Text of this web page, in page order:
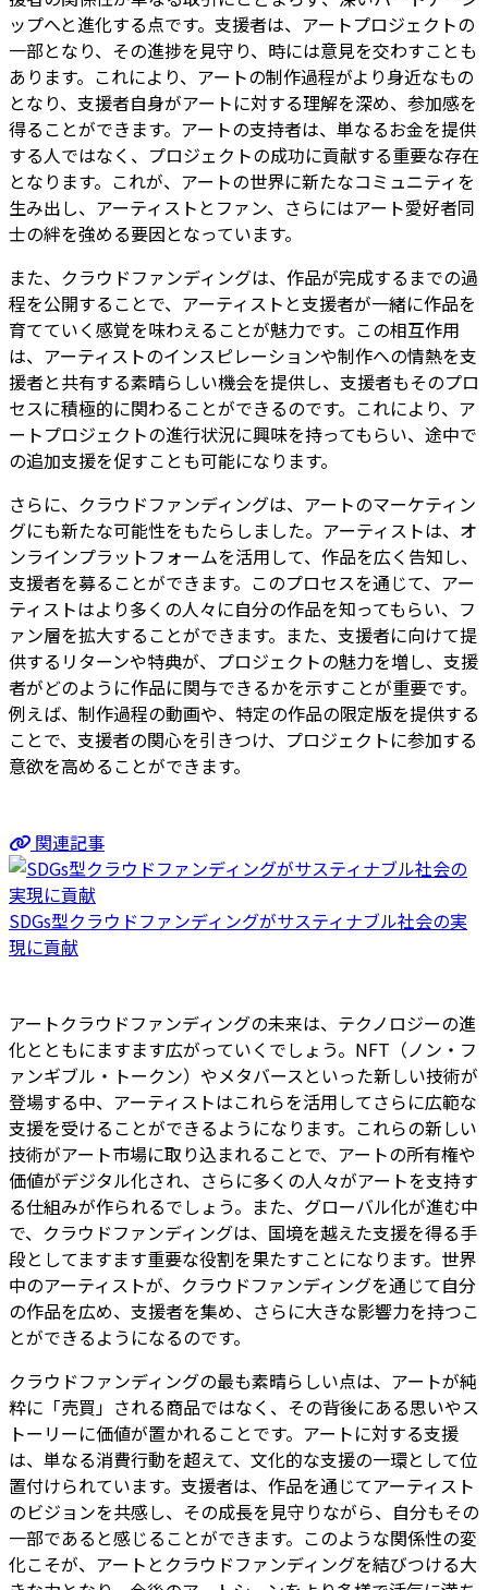
ップへと進化する点です。支援者は、アートプロジェクトの
一部となり、その進捗を見守り、時には意見を交わすことも
あります。これにより、アートの制作過程がより身近なもの
となり、支援者自身がアートに対する理解を深め、参加感を
得ることができます。アートの支持者は、単なるお金を提供
する人ではなく、プロジェクトの成功に貢献する重要な存在
となります。これが、アートの世界に新たなコミュニティを
生み出し、アーティストとファン、さらにはアート愛好者同
士の絆を強める要因となっています。
また、クラウドファンディングは、作品が完成するまでの過
程を公開することで、アーティストと支援者が一緒に作品を
育てていく感覚を味わえることが魅力です。この相互作用
は、アーティストのインスピレーションや制作への情熱を支
援者と共有する素晴らしい機会を提供し、支援者もそのプロ
セスに積極的に関わることができるのです。これにより、ア
ートプロジェクトの進行状況に興味を持ってもらい、途中で
の追加支援を促すことも可能になります。
さらに、クラウドファンディングは、アートのマーケティン
グにも新たな可能性をもたらしました。アーティストは、オ
ンラインプラットフォームを活用して、作品を広く告知し、
支援者を募ることができます。このプロセスを通じて、アー
ティストはより多くの人々に自分の作品を知ってもらい、フ
ァン層を拡大することができます。また、支援者に向けて提
供するリターンや特典が、プロジェクトの魅力を増し、支援
者がどのように作品に関与できるかを示すことが重要です。
例えば、制作過程の動画や、特定の作品の限定版を提供する
ことで、支援者の関心を引きつけ、プロジェクトに参加する
意欲を高めることができます。
関連記事
SDGs型クラウドファンディングがサスティナブル社会の実
現に貢献
アートクラウドファンディングの未来は、テクノロジーの進
化とともにますます広がっていくでしょう。NFT（ノン・フ
ァンギブル・トークン）やメタバースといった新しい技術が
登場する中、アーティストはこれらを活用してさらに広範な
支援を受けることができるようになります。これらの新しい
技術がアート市場に取り込まれることで、アートの所有権や
価値がデジタル化され、さらに多くの人々がアートを支持す
る仕組みが作られるでしょう。また、グローバル化が進む中
で、クラウドファンディングは、国境を越えた支援を得る手
段としてますます重要な役割を果たすことになります。世界
中のアーティストが、クラウドファンディングを通じて自分
の作品を広め、支援者を集め、さらに大きな影響力を持つこ
とができるようになるのです。
クラウドファンディングの最も素晴らしい点は、アートが純
粋に「売買」される商品ではなく、その背後にある思いやス
トーリーに価値が置かれることです。アートに対する支援
は、単なる消費行動を超えて、文化的な支援の一環として位
置付けられています。支援者は、作品を通じてアーティスト
のビジョンを共感し、その成長を見守りながら、自分もその
一部であると感じることができます。このような関係性の変
化こそが、アートとクラウドファンディングを結びつける大